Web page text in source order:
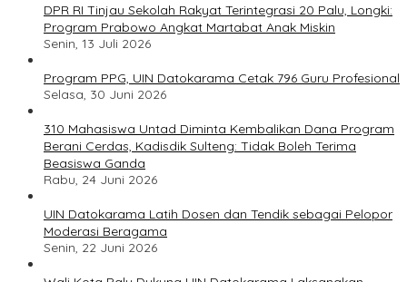
DPR RI Tinjau Sekolah Rakyat Terintegrasi 20 Palu, Longki:
Program Prabowo Angkat Martabat Anak Miskin
Senin, 13 Juli 2026
Program PPG, UIN Datokarama Cetak 796 Guru Profesional
Selasa, 30 Juni 2026
310 Mahasiswa Untad Diminta Kembalikan Dana Program
Berani Cerdas, Kadisdik Sulteng: Tidak Boleh Terima
Beasiswa Ganda
Rabu, 24 Juni 2026
UIN Datokarama Latih Dosen dan Tendik sebagai Pelopor
Moderasi Beragama
Senin, 22 Juni 2026